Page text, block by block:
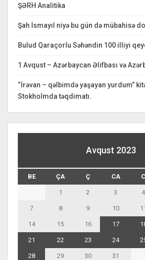
ŞƏRH Analitika
Şah İsmayıl niyə bu gün də mübahisə
Bulud Qaraçorlu Səhəndin 100 illiyi
1 Avqust – Azərbaycan Əlifbası və
“İrəvan – qəlbimdə yaşayan yurdum”
Stokholmda təqdimatı.
Avqust 2023
BE ÇA Ç CA C
1 2 3 4
7 8 9 10
14 15 16 17
21 22 23 24
28 29 30
31